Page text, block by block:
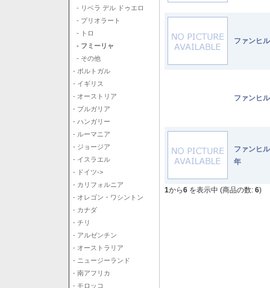
- リベラ デル ドゥエロ
- プリオラート
- トロ
- フミーリャ
- その他
- ポルトガル
- イギリス
- オーストリア
- ブルガリア
- ハンガリー
- ルーマニア
- ジョージア
- イスラエル
- ドイツ->
- カリフォルニア
- オレゴン・ワシントン
- カナダ
- チリ
- アルゼンチン
- オーストラリア
- ニュージーランド
- 南アフリカ
- モロッコ
ファンヒ
ファンヒ
ファンヒ
年
1から6 を表示中 (商品の数: 6)